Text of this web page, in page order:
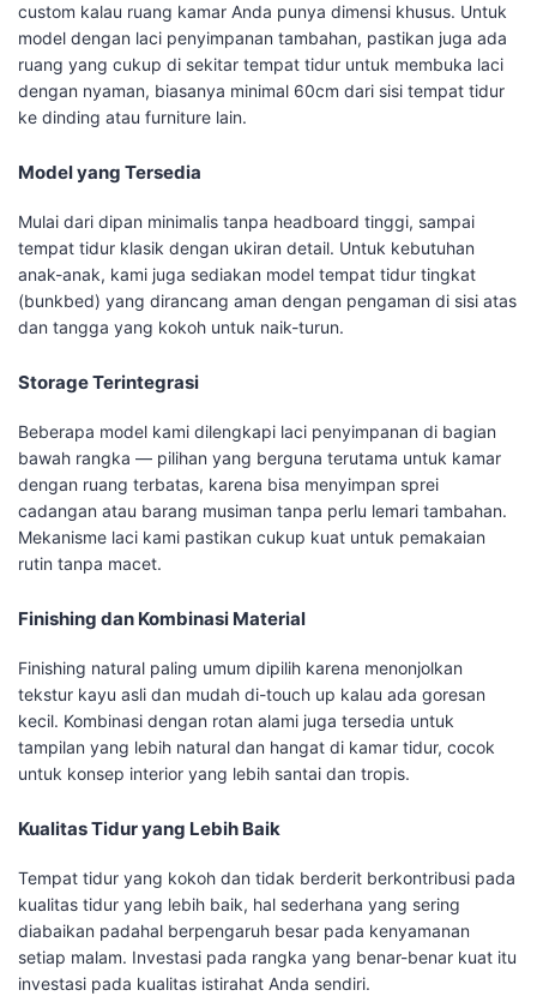
custom kalau ruang kamar Anda punya dimensi khusus. Untuk
model dengan laci penyimpanan tambahan, pastikan juga ada
ruang yang cukup di sekitar tempat tidur untuk membuka laci
dengan nyaman, biasanya minimal 60cm dari sisi tempat tidur
ke dinding atau furniture lain.
Model yang Tersedia
Mulai dari dipan minimalis tanpa headboard tinggi, sampai
tempat tidur klasik dengan ukiran detail. Untuk kebutuhan
anak-anak, kami juga sediakan model tempat tidur tingkat
(bunkbed) yang dirancang aman dengan pengaman di sisi atas
dan tangga yang kokoh untuk naik-turun.
Storage Terintegrasi
Beberapa model kami dilengkapi laci penyimpanan di bagian
bawah rangka — pilihan yang berguna terutama untuk kamar
dengan ruang terbatas, karena bisa menyimpan sprei
cadangan atau barang musiman tanpa perlu lemari tambahan.
Mekanisme laci kami pastikan cukup kuat untuk pemakaian
rutin tanpa macet.
Finishing dan Kombinasi Material
Finishing natural paling umum dipilih karena menonjolkan
tekstur kayu asli dan mudah di-touch up kalau ada goresan
kecil. Kombinasi dengan rotan alami juga tersedia untuk
tampilan yang lebih natural dan hangat di kamar tidur, cocok
untuk konsep interior yang lebih santai dan tropis.
Kualitas Tidur yang Lebih Baik
Tempat tidur yang kokoh dan tidak berderit berkontribusi pada
kualitas tidur yang lebih baik, hal sederhana yang sering
diabaikan padahal berpengaruh besar pada kenyamanan
setiap malam. Investasi pada rangka yang benar-benar kuat itu
investasi pada kualitas istirahat Anda sendiri.